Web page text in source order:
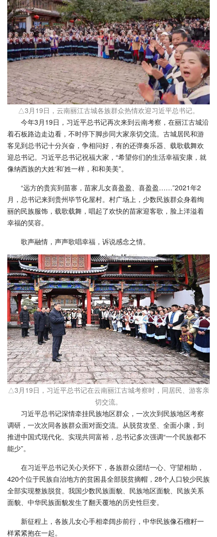
△3月19日，云南丽江古城各族群众热情欢迎习近平总书记。
今年3月19日，习近平总书记再次来到云南考察，在丽江古城沿
着石板路边走边看，不时停下脚步同大家亲切交流。古城居民和游
客见到总书记十分兴奋，争相问好，有的还弹奏乐器、载歌载舞欢
迎总书记。习近平总书记祝福大家，“希望你们的生活幸福安康，就
像纳西族的大姓‘和’姓一样，和和美美”。
“远方的贵宾到苗寨，苗家儿女喜盈盈、喜盈盈……”2021年2
月，总书记来到贵州毕节化屋村。村广场上，少数民族群众身着绚
丽的民族服饰，载歌载舞，唱起了欢快的苗家迎客歌，脸上洋溢着
幸福的笑容。
歌声融情，声声歌唱幸福，诉说感念之情。
△3月19日，习近平总书记在云南丽江古城考察时，同居民、游客亲
切交流。
习近平总书记深情牵挂民族地区群众，一次次到民族地区考察
调研，一次次同各族群众面对面交流。从脱贫攻坚、全面小康，到
推进中国式现代化、实现共同富裕，总书记多次强调“一个民族都不
能少”。
在习近平总书记关心关怀下，各族群众团结一心、守望相助，
420个位于民族自治地方的贫困县全部脱贫摘帽，28个人口较少民族
全部实现整族脱贫。我国少数民族面貌、民族地区面貌、民族关系
面貌、中华民族面貌发生了翻天覆地的历史性巨变。
新征程上，各族儿女心手相牵阔步前行，中华民族像石榴籽一
样紧紧抱在一起。